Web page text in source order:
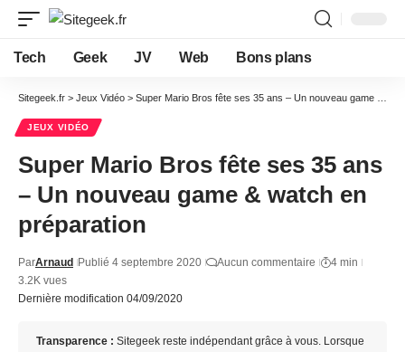
Tech Geek JV Web Bons plans
Sitegeek.fr > Jeux Vidéo > Super Mario Bros fête ses 35 ans – Un nouveau game & watch en préparation
JEUX VIDÉO
Super Mario Bros fête ses 35 ans
– Un nouveau game & watch en
préparation
Dernière modification 04/09/2020
ParArnaud Publié 4 septembre 2020 Aucun commentaire
4 min
3.2K vues
Transparence : Sitegeek reste indépendant grâce à vous. Lorsque